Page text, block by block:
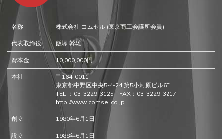
名称 株式会社 コムセル (東京商工会議所会員)
代表取締役 飯塚 幹雄
資本金 10,000,000円
本社
〒164-0011
東京都中野区中央5-4-24 第5小河原ビル6F
TEL.：03-3229-3125 FAX：03-3229-3217
http://www.comsel.co.jp
創立 1980年6月1日
設立 1988年6月1日